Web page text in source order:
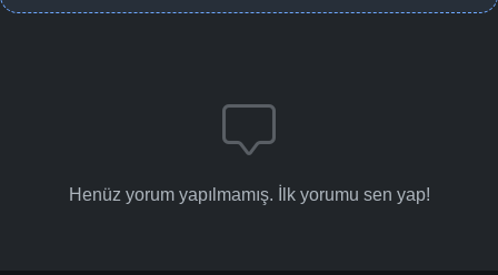
Henüz yorum yapılmamış. İlk yorumu sen yap!